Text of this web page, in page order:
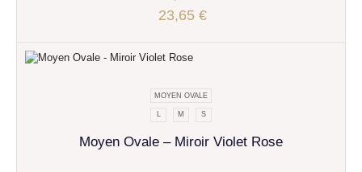
23,65 €
MOYEN OVALE
L M S
Moyen Ovale – Miroir Violet Rose